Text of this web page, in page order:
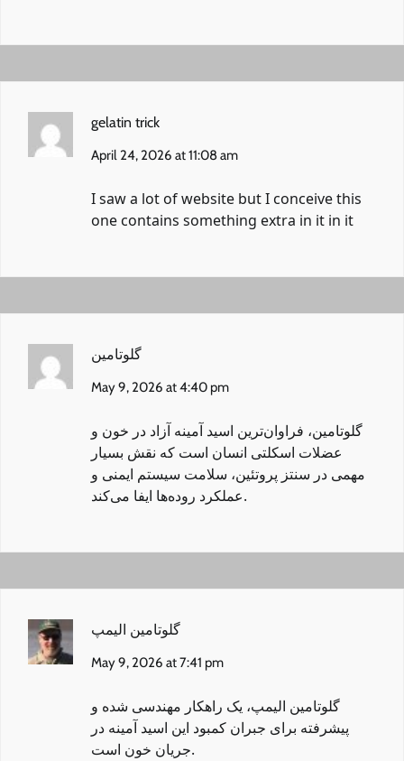
gelatin trick
April 24, 2026 at 11:08 am
I saw a lot of website but I conceive this
one contains something extra in it in it
گلوتامین
May 9, 2026 at 4:40 pm
گلوتامین، فراوان‌ترین اسید آمینه آزاد در خون و
عضلات اسکلتی انسان است که نقش بسیار
مهمی در سنتز پروتئین، سلامت سیستم ایمنی و
عملکرد روده‌ها ایفا می‌کند.
گلوتامین الیمپ
May 9, 2026 at 7:41 pm
گلوتامین الیمپ، یک راهکار مهندسی شده و
پیشرفته برای جبران کمبود این اسید آمینه در
جریان خون است.